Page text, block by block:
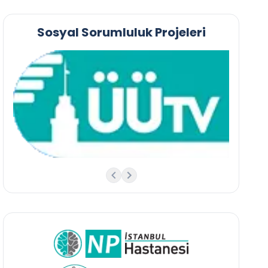
Sosyal Sorumluluk Projeleri